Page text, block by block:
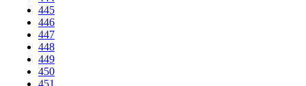
445
446
447
448
449
450